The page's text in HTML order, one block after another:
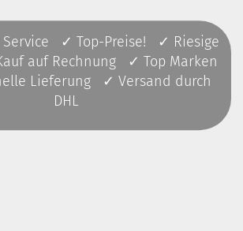
Service ✓ Top-Preise! ✓ Riesige
auf Rechnung ✓ Top Marken
Lieferung ✓ Versand durch
DHL